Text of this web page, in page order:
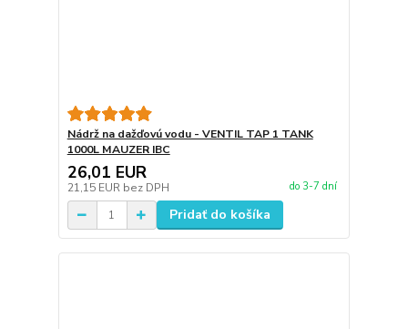
Nádrž na dažďovú vodu - VENTIL TAP 1 TANK
1000L MAUZER IBC
26,01 EUR
21,15 EUR bez DPH do 3-7 dní
Pridať do košíka